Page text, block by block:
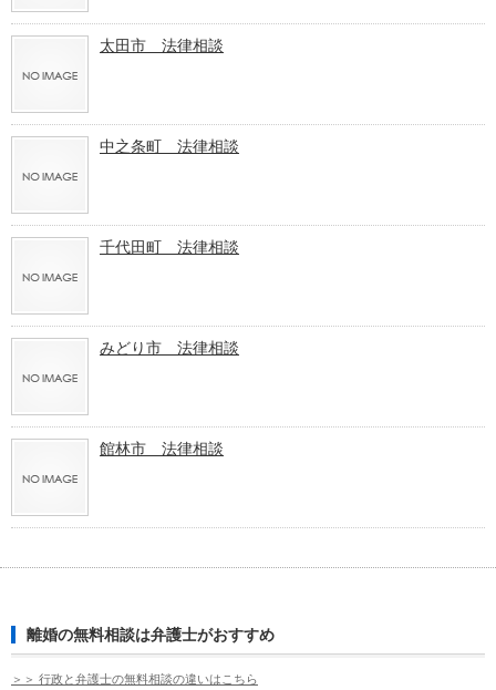
太田市 法律相談
中之条町 法律相談
千代田町 法律相談
みどり市 法律相談
館林市 法律相談
離婚の無料相談は弁護士がおすすめ
＞＞ 行政と弁護士の無料相談の違いはこちら